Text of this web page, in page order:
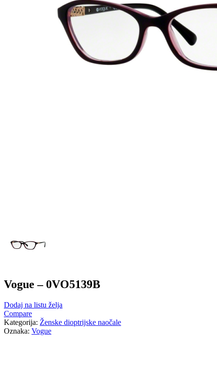
Vogue – 0VO5139B
Dodaj na listu želja
Compare
Kategorija: Ženske dioptrijske naočale
Oznaka: Vogue